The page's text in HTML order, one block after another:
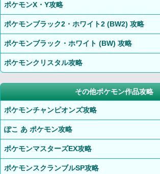
ポケモンX・Y攻略
ポケモンブラック2・ホワイト2 (BW2) 攻略
ポケモンブラック・ホワイト (BW) 攻略
ポケモンクリスタル攻略
その他ポケモン作品攻略
ポケモンチャンピオンズ攻略
ぽこ あ ポケモン攻略
ポケモンマスターズEX攻略
ポケモンスクランブルSP攻略